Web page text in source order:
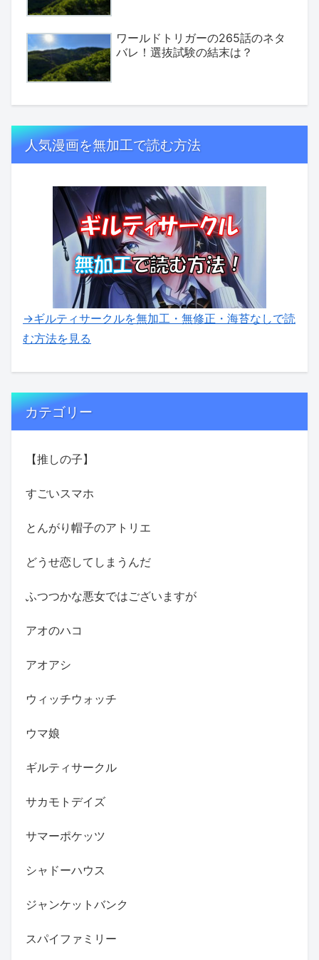
ワールドトリガーの265話のネタ
バレ！選抜試験の結末は？
人気漫画を無加工で読む方法
→ギルティサークルを無加工・無修正・海苔なしで読
む方法を見る
カテゴリー
【推しの子】
すごいスマホ
とんがり帽子のアトリエ
どうせ恋してしまうんだ
ふつつかな悪女ではございますが
アオのハコ
アオアシ
ウィッチウォッチ
ウマ娘
ギルティサークル
サカモトデイズ
サマーポケッツ
シャドーハウス
ジャンケットバンク
スパイファミリー